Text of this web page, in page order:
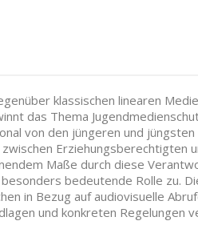
klassischen linearen
das Thema
von den jüngeren und
Erziehungsberechtigten
Maße durch diese
bedeutende Rolle zu.
in Bezug auf audiovisuelle
und konkreten Regelungen